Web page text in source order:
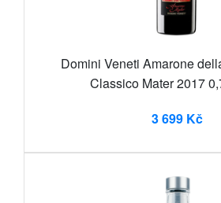
Domini Veneti Amarone
Classico Mater 2017
3 699 Kč